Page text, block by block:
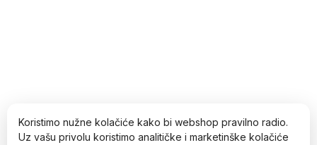
Koristimo nužne kolačiće kako bi webshop pravilno radio.
Uz vašu privolu koristimo analitičke i marketinške kolačiće